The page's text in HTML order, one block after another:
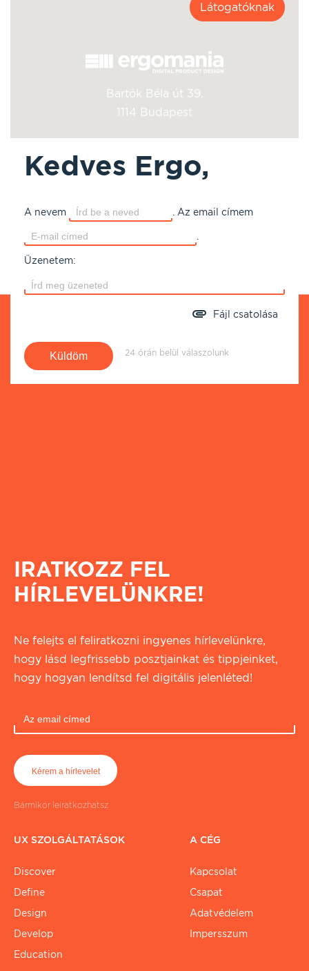
Kedves Ergo,
A nevem Az email címem
Üzenetem:
Fájl csatolása
24 órán belül válaszolunk
Bartók Béla út 39.
1114 Budapest
Látogatóknak
IRATKOZZ FEL
HÍRLEVELÜNKRE!
Ne felejts el feliratkozni ingyenes hírlevelünkre,
hogy lásd legfrissebb posztjainkat és tippjeinket,
hogy hogyan lendítsd fel digitális jelenléted!
Bármikor leiratkozhatsz
UX SZOLGÁLTATÁSOK
Discover
Define
Design
Develop
Education
A CÉG
Kapcsolat
Csapat
Adatvédelem
Impersszum